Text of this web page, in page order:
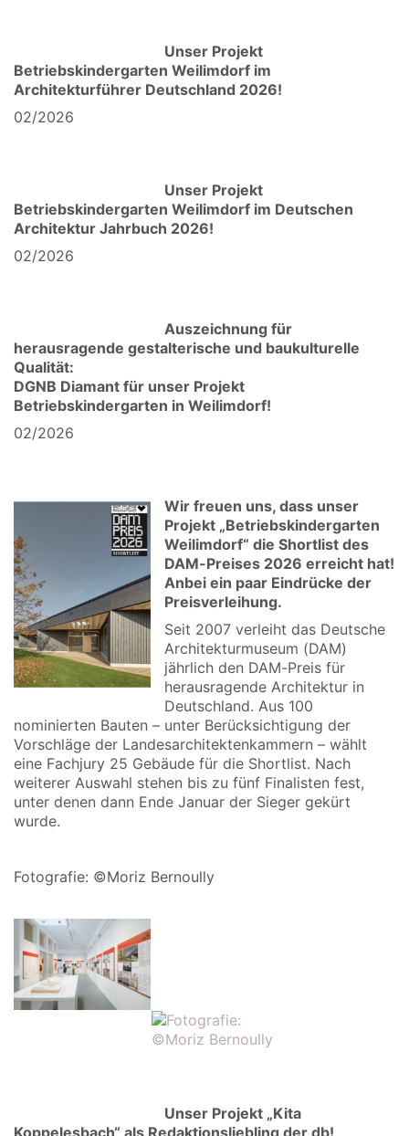
Unser Projekt
Betriebskindergarten Weilimdorf im
Architekturführer Deutschland 2026!
02/2026
Unser Projekt
Betriebskindergarten Weilimdorf im Deutschen
Architektur Jahrbuch 2026!
02/2026
Auszeichnung für
herausragende gestalterische und baukulturelle
Qualität:
DGNB Diamant für unser Projekt
Betriebskindergarten in Weilimdorf!
02/2026
Wir freuen uns, dass unser
Projekt „Betriebskindergarten
Weilimdorf“ die Shortlist des
DAM-Preises 2026 erreicht hat!
Anbei ein paar Eindrücke der
Preisverleihung.
Seit 2007 verleiht das Deutsche
Architekturmuseum (DAM)
jährlich den DAM-Preis für
herausragende Architektur in
Deutschland. Aus 100
nominierten Bauten – unter Berücksichtigung der
Vorschläge der Landesarchitektenkammern – wählt
eine Fachjury 25 Gebäude für die Shortlist. Nach
weiterer Auswahl stehen bis zu fünf Finalisten fest,
unter denen dann Ende Januar der Sieger gekürt
wurde.
Fotografie: ©Moriz Bernoully
Unser Projekt „Kita
Koppelesbach“ als Redaktionsliebling der db!